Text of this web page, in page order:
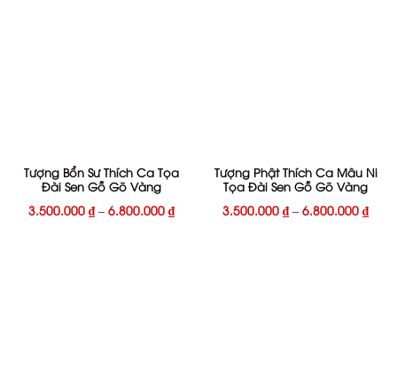
Tượng Bổn Sư Thích Ca Tọa
Đài Sen Gỗ Gõ Vàng
3.500.000 ₫ – 6.800.000 ₫
Tượng Phật Thích Ca Mâu Ni
Tọa Đài Sen Gỗ Gõ Vàng
3.500.000 ₫ – 6.800.000 ₫